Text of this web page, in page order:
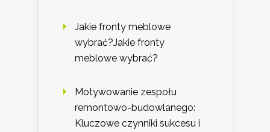
Jakie fronty meblowe
wybrać?Jakie fronty
meblowe wybrać?
Motywowanie zespołu
remontowo-budowlanego:
Kluczowe czynniki sukcesu i